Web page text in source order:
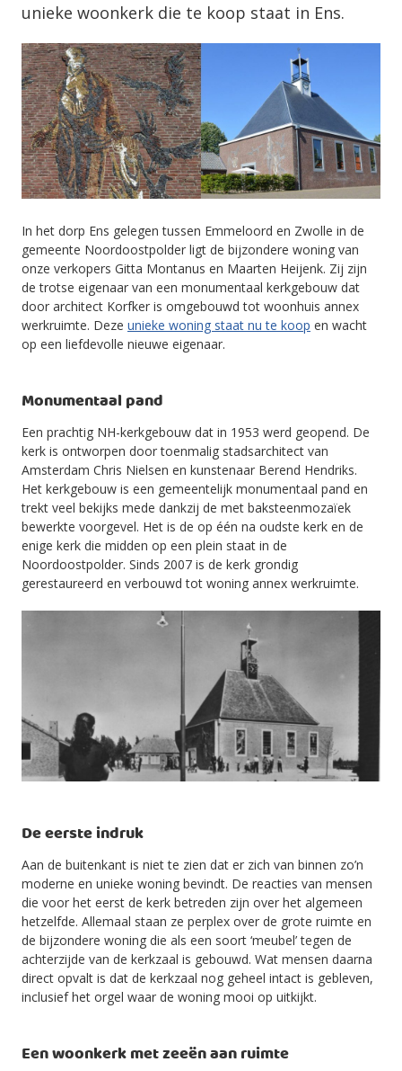
unieke woonkerk die te koop staat in Ens.
In het dorp Ens gelegen tussen Emmeloord en Zwolle in de
gemeente Noordoostpolder ligt de bijzondere woning van
onze verkopers Gitta Montanus en Maarten Heijenk. Zij zijn
de trotse eigenaar van een monumentaal kerkgebouw dat
door architect Korfker is omgebouwd tot woonhuis annex
werkruimte. Deze unieke woning staat nu te koop en wacht
op een liefdevolle nieuwe eigenaar.
Monumentaal pand
Een prachtig NH-kerkgebouw dat in 1953 werd geopend. De
kerk is ontworpen door toenmalig stadsarchitect van
Amsterdam Chris Nielsen en kunstenaar Berend Hendriks.
Het kerkgebouw is een gemeentelijk monumentaal pand en
trekt veel bekijks mede dankzij de met baksteenmozaïek
bewerkte voorgevel. Het is de op één na oudste kerk en de
enige kerk die midden op een plein staat in de
Noordoostpolder. Sinds 2007 is de kerk grondig
gerestaureerd en verbouwd tot woning annex werkruimte.
De eerste indruk
Aan de buitenkant is niet te zien dat er zich van binnen zo’n
moderne en unieke woning bevindt. De reacties van mensen
die voor het eerst de kerk betreden zijn over het algemeen
hetzelfde. Allemaal staan ze perplex over de grote ruimte en
de bijzondere woning die als een soort ‘meubel’ tegen de
achterzijde van de kerkzaal is gebouwd. Wat mensen daarna
direct opvalt is dat de kerkzaal nog geheel intact is gebleven,
inclusief het orgel waar de woning mooi op uitkijkt.
Een woonkerk met zeeën aan ruimte